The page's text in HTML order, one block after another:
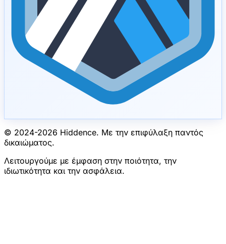
© 2024-2026 Hiddence. Με την επιφύλαξη παντός
δικαιώματος.
Λειτουργούμε με έμφαση στην ποιότητα, την
ιδιωτικότητα και την ασφάλεια.